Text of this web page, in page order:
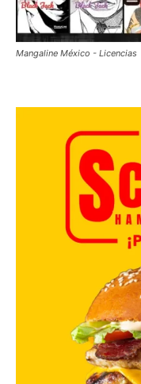
Mangaline México - Licencias